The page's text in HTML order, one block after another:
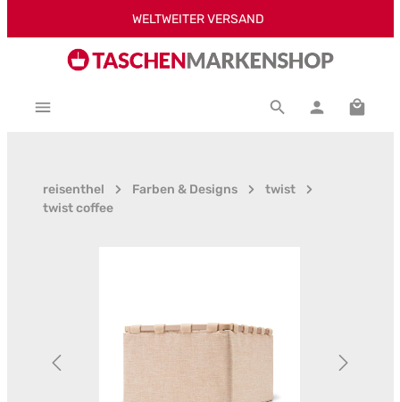
Zum Hauptinhalt springenWELTWEITER VERSAND
reisenthel Farben & Designs
twist
twist coffee